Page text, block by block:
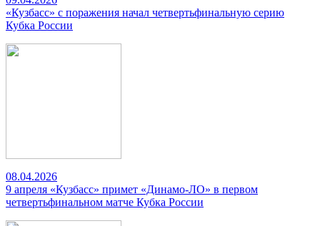
«Кузбасс» с поражения начал четвертьфинальную серию
Кубка России
08.04.2026
9 апреля «Кузбасс» примет «Динамо-ЛО» в первом
четвертьфинальном матче Кубка России